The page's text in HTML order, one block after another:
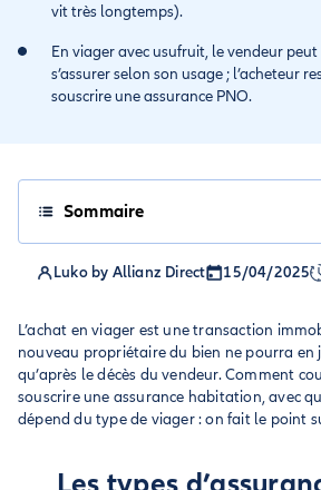
vit très longtemps).
En viager avec usufruit, le vendeur
s’assurer selon son usage ; l’acheteur
souscrire une assurance PNO.
Sommaire
Luko by Allianz Direct 15/04/2025
L’achat en viager est une transaction
nouveau propriétaire du bien ne pourra en
qu’après le décès du vendeur. Comment
souscrire une assurance habitation, avec
dépend du type de viager : on fait le point